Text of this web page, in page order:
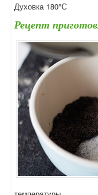
Духовка 180°С
Рецепт